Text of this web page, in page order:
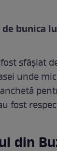
bunica
sfâşiat
unde
fost
din